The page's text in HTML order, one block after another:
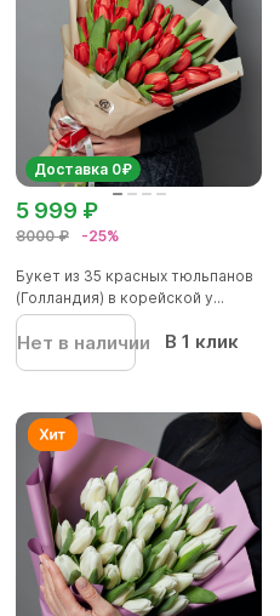
Доставка 0₽
8000 ₽ -25%
5 999 ₽
Букет из 35 красных тюльпанов
(Голландия) в корейской у...
Нет в наличии В 1 клик